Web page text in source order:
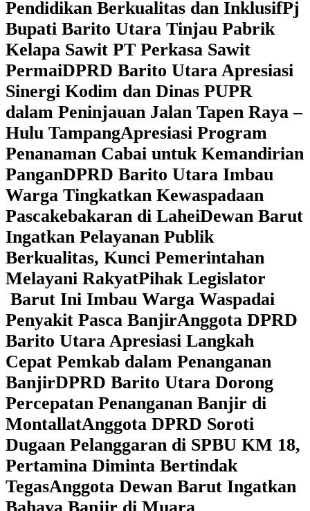
Pendidikan Berkualitas dan InklusifPj
Bupati Barito Utara Tinjau Pabrik
Kelapa Sawit PT Perkasa Sawit
PermaiDPRD Barito Utara Apresiasi
Sinergi Kodim dan Dinas PUPR
dalam Peninjauan Jalan Tapen Raya –
Hulu TampangApresiasi Program
Penanaman Cabai untuk Kemandirian
PanganDPRD Barito Utara Imbau
Warga Tingkatkan Kewaspadaan
Pascakebakaran di LaheiDewan Barut
Ingatkan Pelayanan Publik
Berkualitas, Kunci Pemerintahan
Melayani RakyatPihak Legislator
Barut Ini Imbau Warga Waspadai
Penyakit Pasca BanjirAnggota DPRD
Barito Utara Apresiasi Langkah
Cepat Pemkab dalam Penanganan
BanjirDPRD Barito Utara Dorong
Percepatan Penanganan Banjir di
MontallatAnggota DPRD Soroti
Dugaan Pelanggaran di SPBU KM 18,
Pertamina Diminta Bertindak
TegasAnggota Dewan Barut Ingatkan